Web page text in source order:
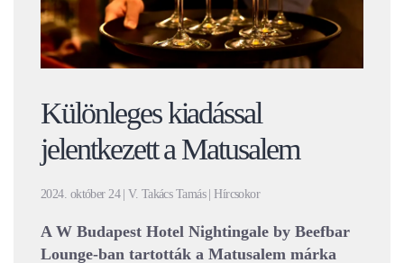
Különleges kiadással
jelentkezett a Matusalem
2024. október 24 | V. Takács Tamás | Hírcsokor
A W Budapest Hotel Nightingale by Beefbar
Lounge-ban tartották a Matusalem márka